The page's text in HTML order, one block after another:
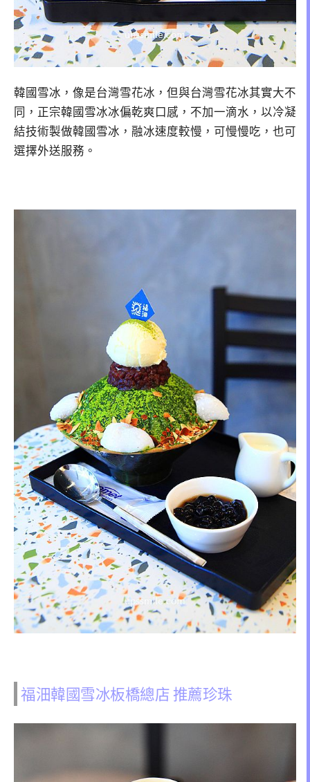
韓國雪冰，像是台灣雪花冰，但與台灣雪花冰其實大不
同，正宗韓國雪冰冰偏乾爽口感，不加一滴水，以冷凝
結技術製做韓國雪冰，融冰速度較慢，可慢慢吃，也可
選擇外送服務。
福沺韓國雪冰板橋總店 推薦珍珠